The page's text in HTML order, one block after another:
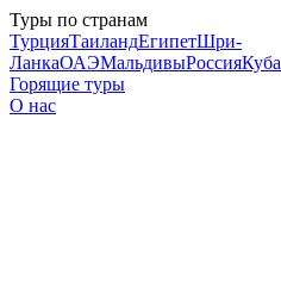
Туры по странам
ТурцияТаиландЕгипетШри-
ЛанкаОАЭМальдивыРоссияКуба
Горящие туры
О нас